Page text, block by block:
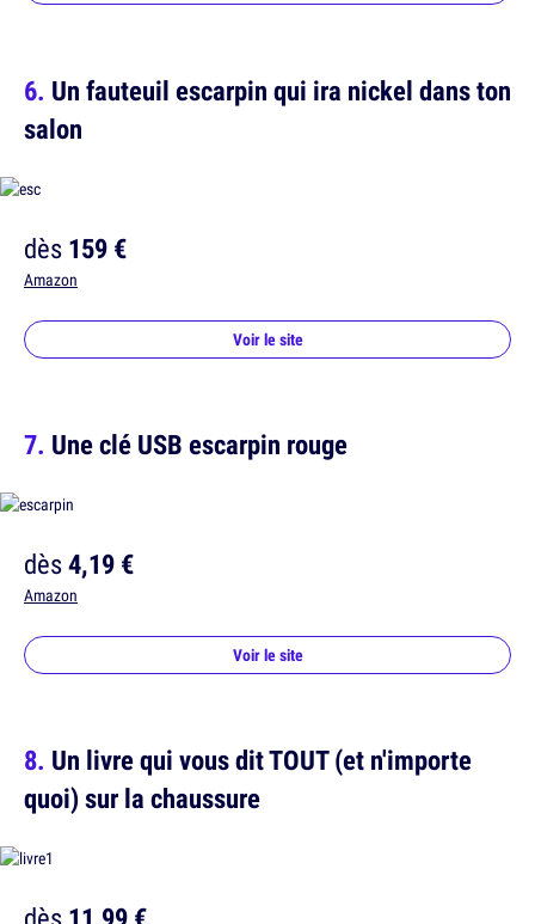
Un fauteuil escarpin qui ira nickel dans ton
salon
dès159 €
Amazon
Voir le site
Une clé USB escarpin rouge
dès4,19 €
Amazon
Voir le site
Un livre qui vous dit TOUT (et n'importe
quoi) sur la chaussure